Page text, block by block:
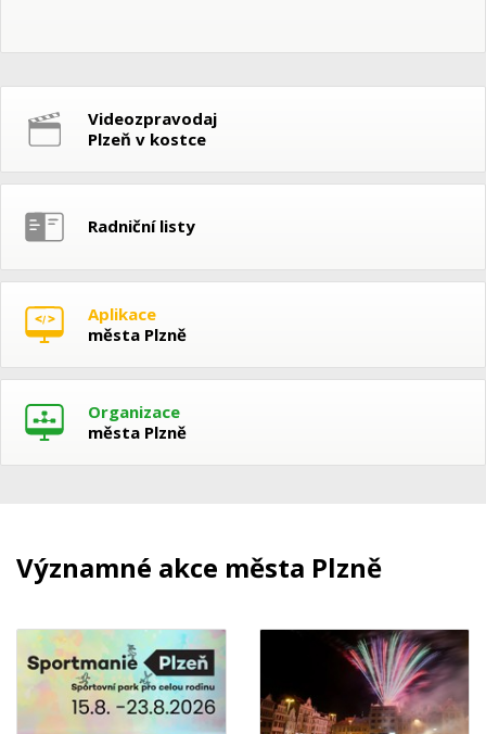
Videozpravodaj
Plzeň v kostce
Radniční listy
Aplikace
města Plzně
Organizace
města Plzně
Významné akce města Plzně